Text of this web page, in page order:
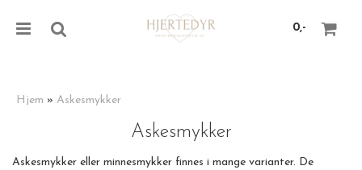
0,-
Hjem » Askesmykker
Askesmykker
Askesmykker eller minnesmykker finnes i mange varianter. De